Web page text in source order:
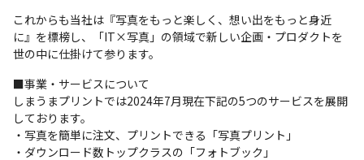
これからも当社は『写真をもっと楽しく、想い出をもっと身近
に』を標榜し、「IT×写真」の領域で新しい企画・プロダクトを
世の中に仕掛けて参ります。
■事業・サービスについて
しまうまプリントでは2024年7月現在下記の5つのサービスを展開
しております。
・写真を簡単に注文、プリントできる「写真プリント」
・ダウンロード数トップクラスの「フォトブック」